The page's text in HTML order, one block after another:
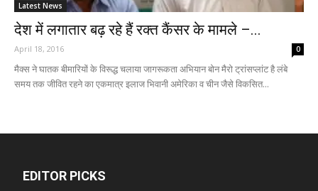
Latest News
देश में लगातार बढ़ रहे हैं रक्त कैंसर के मामले –...
April 18, 2016 0
मैक्स ने घातक बीमारियों के विरूद्ध चलाया जागरूकता अभियान बोन मैरो ट्रांसप्लांट है लंबे
समय तक जीवित रहने का एकमात्र इलाज भिवानी अमेरिका व चीन जैसे विकसित...
EDITOR PICKS